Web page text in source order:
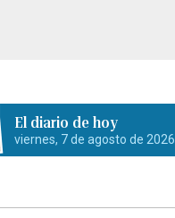
El diario de hoy
viernes, 7 de agosto de 2026